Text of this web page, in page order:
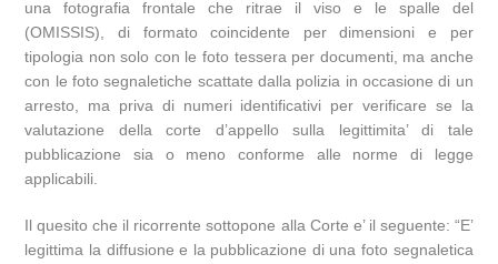
una fotografia frontale che ritrae il viso e le spalle del
(OMISSIS), di formato coincidente per dimensioni e per
tipologia non solo con le foto tessera per documenti, ma anche
con le foto segnaletiche scattate dalla polizia in occasione di un
arresto, ma priva di numeri identificativi per verificare se la
valutazione della corte d’appello sulla legittimita’ di tale
pubblicazione sia o meno conforme alle norme di legge
applicabili.
Il quesito che il ricorrente sottopone alla Corte e’ il seguente: “E’
legittima la diffusione e la pubblicazione di una foto segnaletica